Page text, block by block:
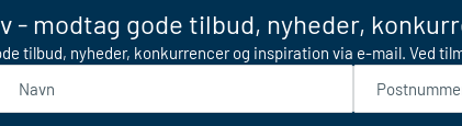
- modtag gode tilbud, nyheder,
tilbud, nyheder, konkurrencer og inspiration via e-mail. Ved